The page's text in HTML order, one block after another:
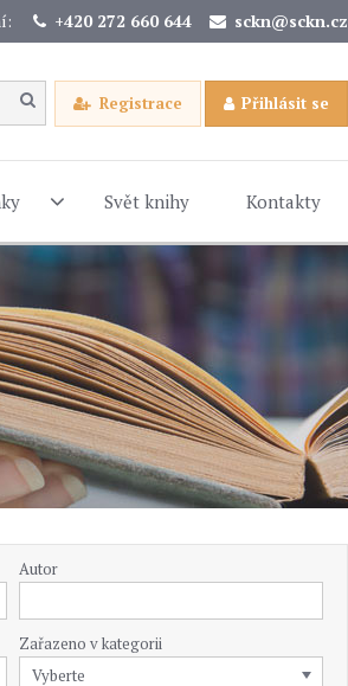
+420 272 660 644 sckn@sckn.cz
Registrace Přihlásit se
Svět knihy Kontakty
Autor
Zařazeno v kategorii